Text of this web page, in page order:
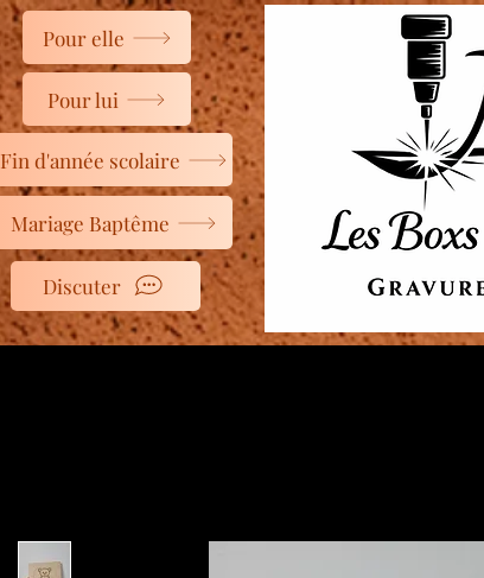
Pour elle
Pour lui
Fin d'année scolaire
Mariage Baptême
Discuter